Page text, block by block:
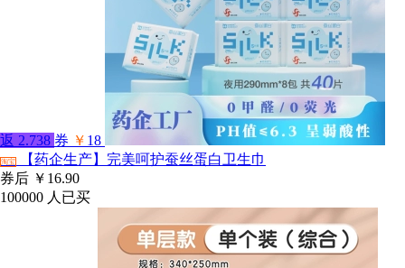
返 2.738 券 ￥ 18
淘宝
【药企生产】完美呵护蚕丝蛋白卫生巾
券后 ￥16.90
100000 人已买